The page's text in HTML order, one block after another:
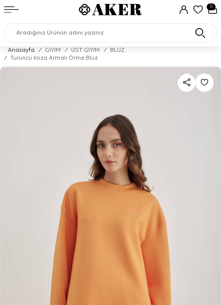
0
Anasayfa / GİYİM / ÜST GİYİM /
BLUZ
/
Turuncu Koza Armalı Örme Bluz